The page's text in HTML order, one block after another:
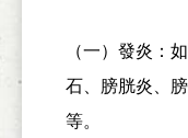
（一）發炎：
石、膀胱炎、
等。